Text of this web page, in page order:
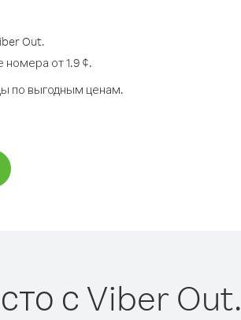
Out.
номера от 1.9 ¢.
по выгодным ценам.
с Viber Out.